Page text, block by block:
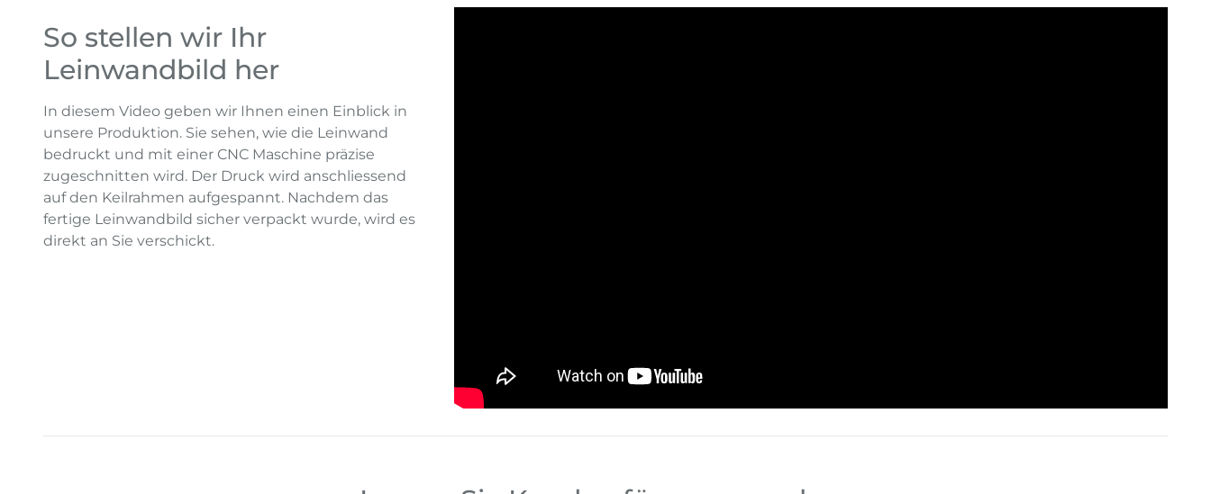
So stellen wir Ihr
Leinwandbild her
In diesem Video geben wir Ihnen einen Einblick in
unsere Produktion. Sie sehen, wie die Leinwand
bedruckt und mit einer CNC Maschine präzise
zugeschnitten wird. Der Druck wird anschliessend
auf den Keilrahmen aufgespannt. Nachdem das
fertige Leinwandbild sicher verpackt wurde, wird es
direkt an Sie verschickt.